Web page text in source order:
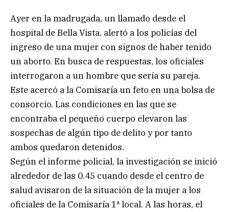
Ayer en la madrugada, un llamado desde el
hospital de Bella Vista, alertó a los policías del
ingreso de una mujer con signos de haber tenido
un aborto. En busca de respuestas, los oficiales
interrogaron a un hombre que sería su pareja.
Este acercó a la Comisaría un feto en una bolsa de
consorcio. Las condiciones en las que se
encontraba el pequeño cuerpo elevaron las
sospechas de algún tipo de delito y por tanto
ambos quedaron detenidos.
Según el informe policial, la investigación se inició
alrededor de las 0.45 cuando desde el centro de
salud avisaron de la situación de la mujer a los
oficiales de la Comisaría 1ª local. A las horas, el